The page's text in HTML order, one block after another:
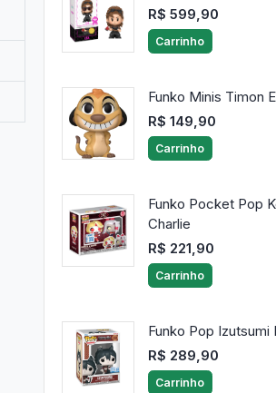
R$ 599,90
Carrinho
Funko Minis Timon
R$ 149,90
Carrinho
Funko Pocket Pop
Charlie
R$ 221,90
Carrinho
Funko Pop Izutsumi
R$ 289,90
Carrinho